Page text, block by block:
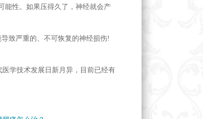
能性。如果压得久了，神经就会产
致严重的、不可恢复的神经损伤!
学技术发展日新月异，目前已经有